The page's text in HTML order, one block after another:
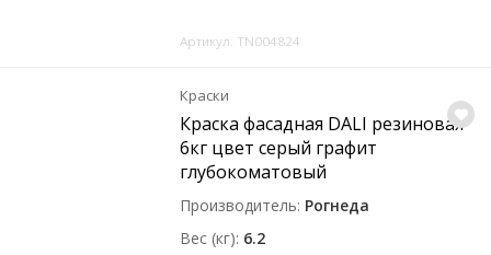
Артикул: TN004824
Краски
Краска фасадная DALI резиновая
6кг цвет серый графит
глубокоматовый
Производитель Рогнеда
Вес (кг) 6.2